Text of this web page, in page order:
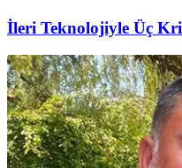
İleri Teknolojiyle Üç